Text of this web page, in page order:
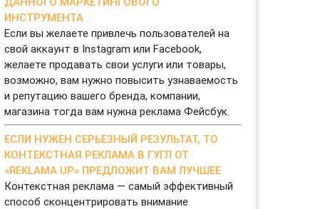
ИНСТРУМЕНТА
Если вы желаете привлечь пользователей на
свой аккаунт в Instagram или Facebook,
желаете продавать свои услуги или товары,
возможно, вам нужно повысить узнаваемость
и репутацию вашего бренда, компании,
магазина тогда вам нужна реклама Фейсбук.
ЕСЛИ НУЖЕН СЕРЬЕЗНЫЙ РЕЗУЛЬТАТ, ТО
КОНТЕКСТНАЯ РЕКЛАМА В ГУГЛ ОТ
«REKLAMA UP» ПРЕДЛОЖИТ ВАМ ЛУЧШЕЕ
Контекстная реклама — самый эффективный
способ сконцентрировать внимание